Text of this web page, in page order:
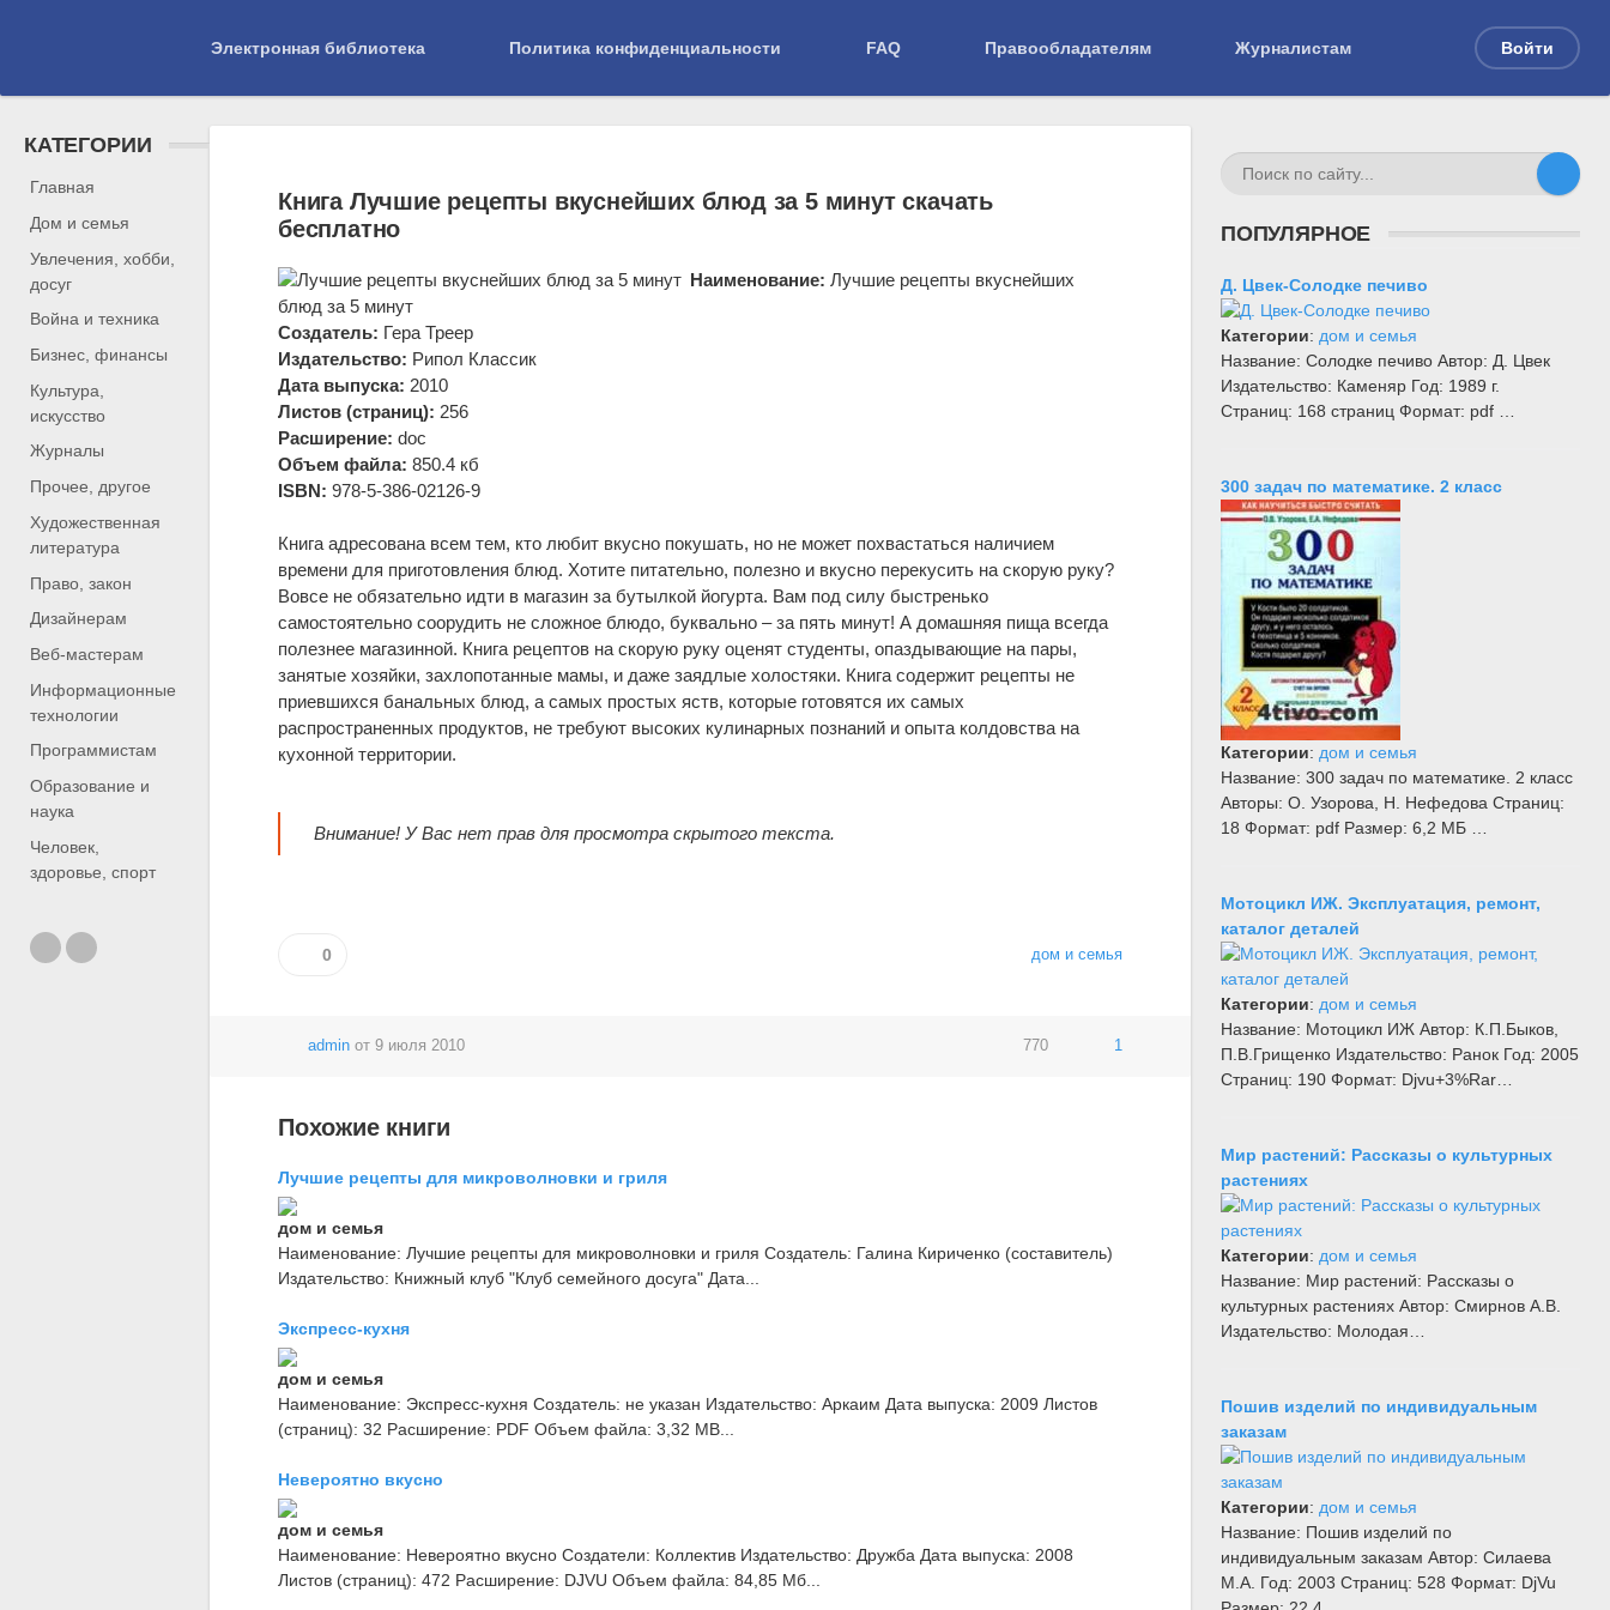
Электронная библиотека Политика конфиденциальности FAQ Правообладателям Журналистам Войти
КАТЕГОРИИ
Главная
Дом и семья
Увлечения, хобби,
досуг
Война и техника
Бизнес, финансы
Культура,
искусство
Журналы
Прочее, другое
Художественная
литература
Право, закон
Дизайнерам
Веб-мастерам
Информационные
технологии
Программистам
Образование и
наука
Человек,
здоровье, спорт
ПОПУЛЯРНОЕ
Д. Цвек-Солодке печиво
Категории: дом и семья
Название: Солодке печиво Автор: Д. Цвек
Издательство: Каменяр Год: 1989 г.
Страниц: 168 страниц Формат: pdf …
300 задач по математике. 2 класс
Категории: дом и семья
Название: 300 задач по математике. 2 класс
Авторы: О. Узорова, Н. Нефедова Страниц:
18 Формат: pdf Размер: 6,2 МБ …
Мотоцикл ИЖ. Эксплуатация, ремонт,
каталог деталей
Категории: дом и семья
Название: Мотоцикл ИЖ Автор: К.П.Быков,
П.В.Грищенко Издательство: Ранок Год: 2005
Страниц: 190 Формат: Djvu+3%Rar…
Мир растений: Рассказы о культурных
растениях
Категории: дом и семья
Название: Мир растений: Рассказы о
культурных растениях Автор: Смирнов А.В.
Издательство: Молодая…
Пошив изделий по индивидуальным
заказам
Категории: дом и семья
Название: Пошив изделий по
индивидуальным заказам Автор: Силаева
М.А. Год: 2003 Страниц: 528 Формат: DjVu
Книга Лучшие рецепты вкуснейших блюд за 5 минут скачать
бесплатно
Наименование: Лучшие рецепты вкуснейших
блюд за 5 минут
Создатель: Гера Треер
Издательство: Рипол Классик
Дата выпуска: 2010
Листов (страниц): 256
Расширение: doc
Объем файла: 850.4 кб
ISBN: 978-5-386-02126-9
Книга адресована всем тем, кто любит вкусно покушать, но не может похвастаться наличием
времени для приготовления блюд. Хотите питательно, полезно и вкусно перекусить на скорую руку?
Вовсе не обязательно идти в магазин за бутылкой йогурта. Вам под силу быстренько
самостоятельно соорудить не сложное блюдо, буквально – за пять минут! А домашняя пища всегда
полезнее магазинной. Книга рецептов на скорую руку оценят студенты, опаздывающие на пары,
занятые хозяйки, захлопотанные мамы, и даже заядлые холостяки. Книга содержит рецепты не
приевшихся банальных блюд, а самых простых яств, которые готовятся их самых
распространенных продуктов, не требуют высоких кулинарных познаний и опыта колдовства на
кухонной территории.
Внимание! У Вас нет прав для просмотра скрытого текста.
дом и семья
0
770 1
admin от9 июля 2010
Похожие книги
Лучшие рецепты для микроволновки и гриля
дом и семья
Наименование: Лучшие рецепты для микроволновки и гриля Создатель: Галина Кириченко (составитель)
Издательство: Книжный клуб "Клуб семейного досуга" Дата...
Экспресс-кухня
дом и семья
Наименование: Экспресс-кухня Создатель: не указан Издательство: Аркаим Дата выпуска: 2009 Листов
(страниц): 32 Расширение: PDF Объем файла: 3,32 MB...
Невероятно вкусно
дом и семья
Наименование: Невероятно вкусно Создатели: Коллектив Издательство: Дружба Дата выпуска: 2008
Листов (страниц): 472 Расширение: DJVU Объем файла: 84,85 Мб...